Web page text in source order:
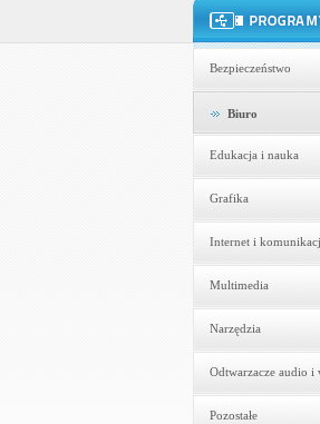
Bezpieczeństwo
Biuro
Edukacja i nauka
Grafika
Internet i
Multimedia
Narzędzia
Odtwarzacze audio i
Pozostałe